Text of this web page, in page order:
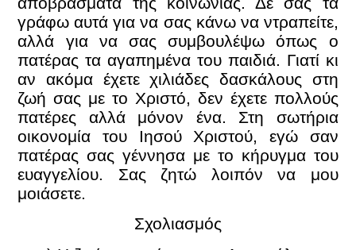
γράφω αυτά για να σας κάνω να ντραπείτε,
αλλά για να σας συμβουλέψω όπως ο
πατέρας τα αγαπημένα του παιδιά. Γιατί κι
αν ακόμα έχετε χιλιάδες δασκάλους στη
ζωή σας με το Χριστό, δεν έχετε πολλούς
πατέρες αλλά μόνον ένα. Στη σωτήρια
οικονομία του Ιησού Χριστού, εγώ σαν
πατέρας σας γέννησα με το κήρυγμα του
ευαγγελίου. Σας ζητώ λοιπόν να μου
μοιάσετε.
Σχολιασμός